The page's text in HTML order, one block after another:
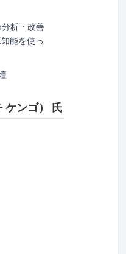
析・改善
能を使っ
ケンゴ） 氏